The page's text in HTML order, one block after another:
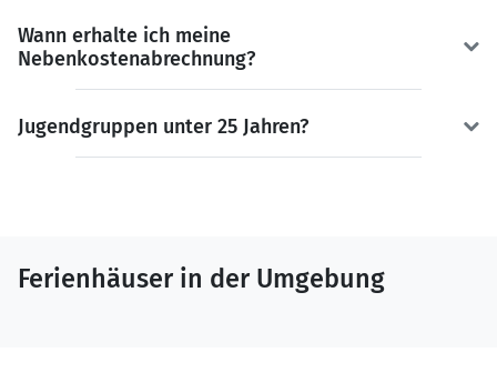
Wann erhalte ich meine
Nebenkostenabrechnung?
Jugendgruppen unter 25 Jahren?
Ferienhäuser in der Umgebung